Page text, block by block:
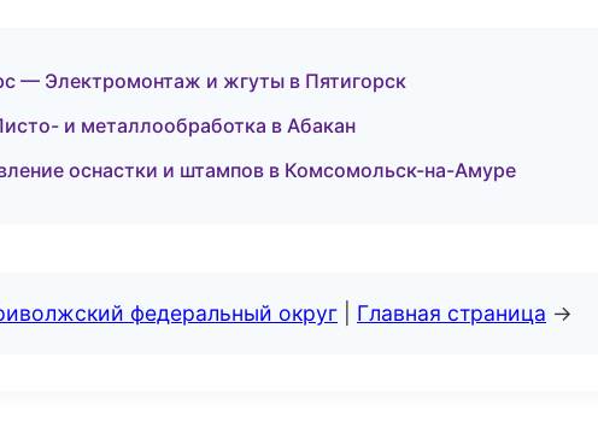
— Электромонтаж и жгуты в Пятигорск
и металлообработка в Абакан
оснастки и штампов в Комсомольск-на-Амуре
федеральный округ Главная страница →